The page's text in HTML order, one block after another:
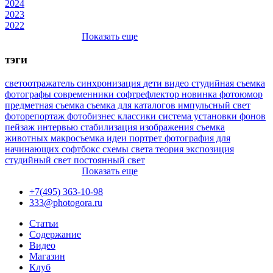
2024
2023
2022
Показать еще
тэги
светоотражатель синхронизация дети видео студийная съемка
фотографы современники софтрефлектор новинка фотоюмор
предметная съемка съемка для каталогов импульсный свет
фоторепортаж фотобизнес классики система установки фонов
пейзаж интервью стабилизация изображения съемка
животных макросъемка идеи портрет фотография для
начинающих софтбокс схемы света теория экспозиция
студийный свет постоянный свет
Показать еще
+7(495) 363-10-98
333@photogora.ru
Статьи
Содержание
Видео
Магазин
Клуб